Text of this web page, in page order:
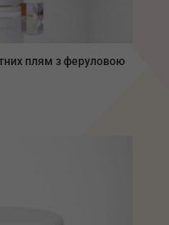
плям з феруловою